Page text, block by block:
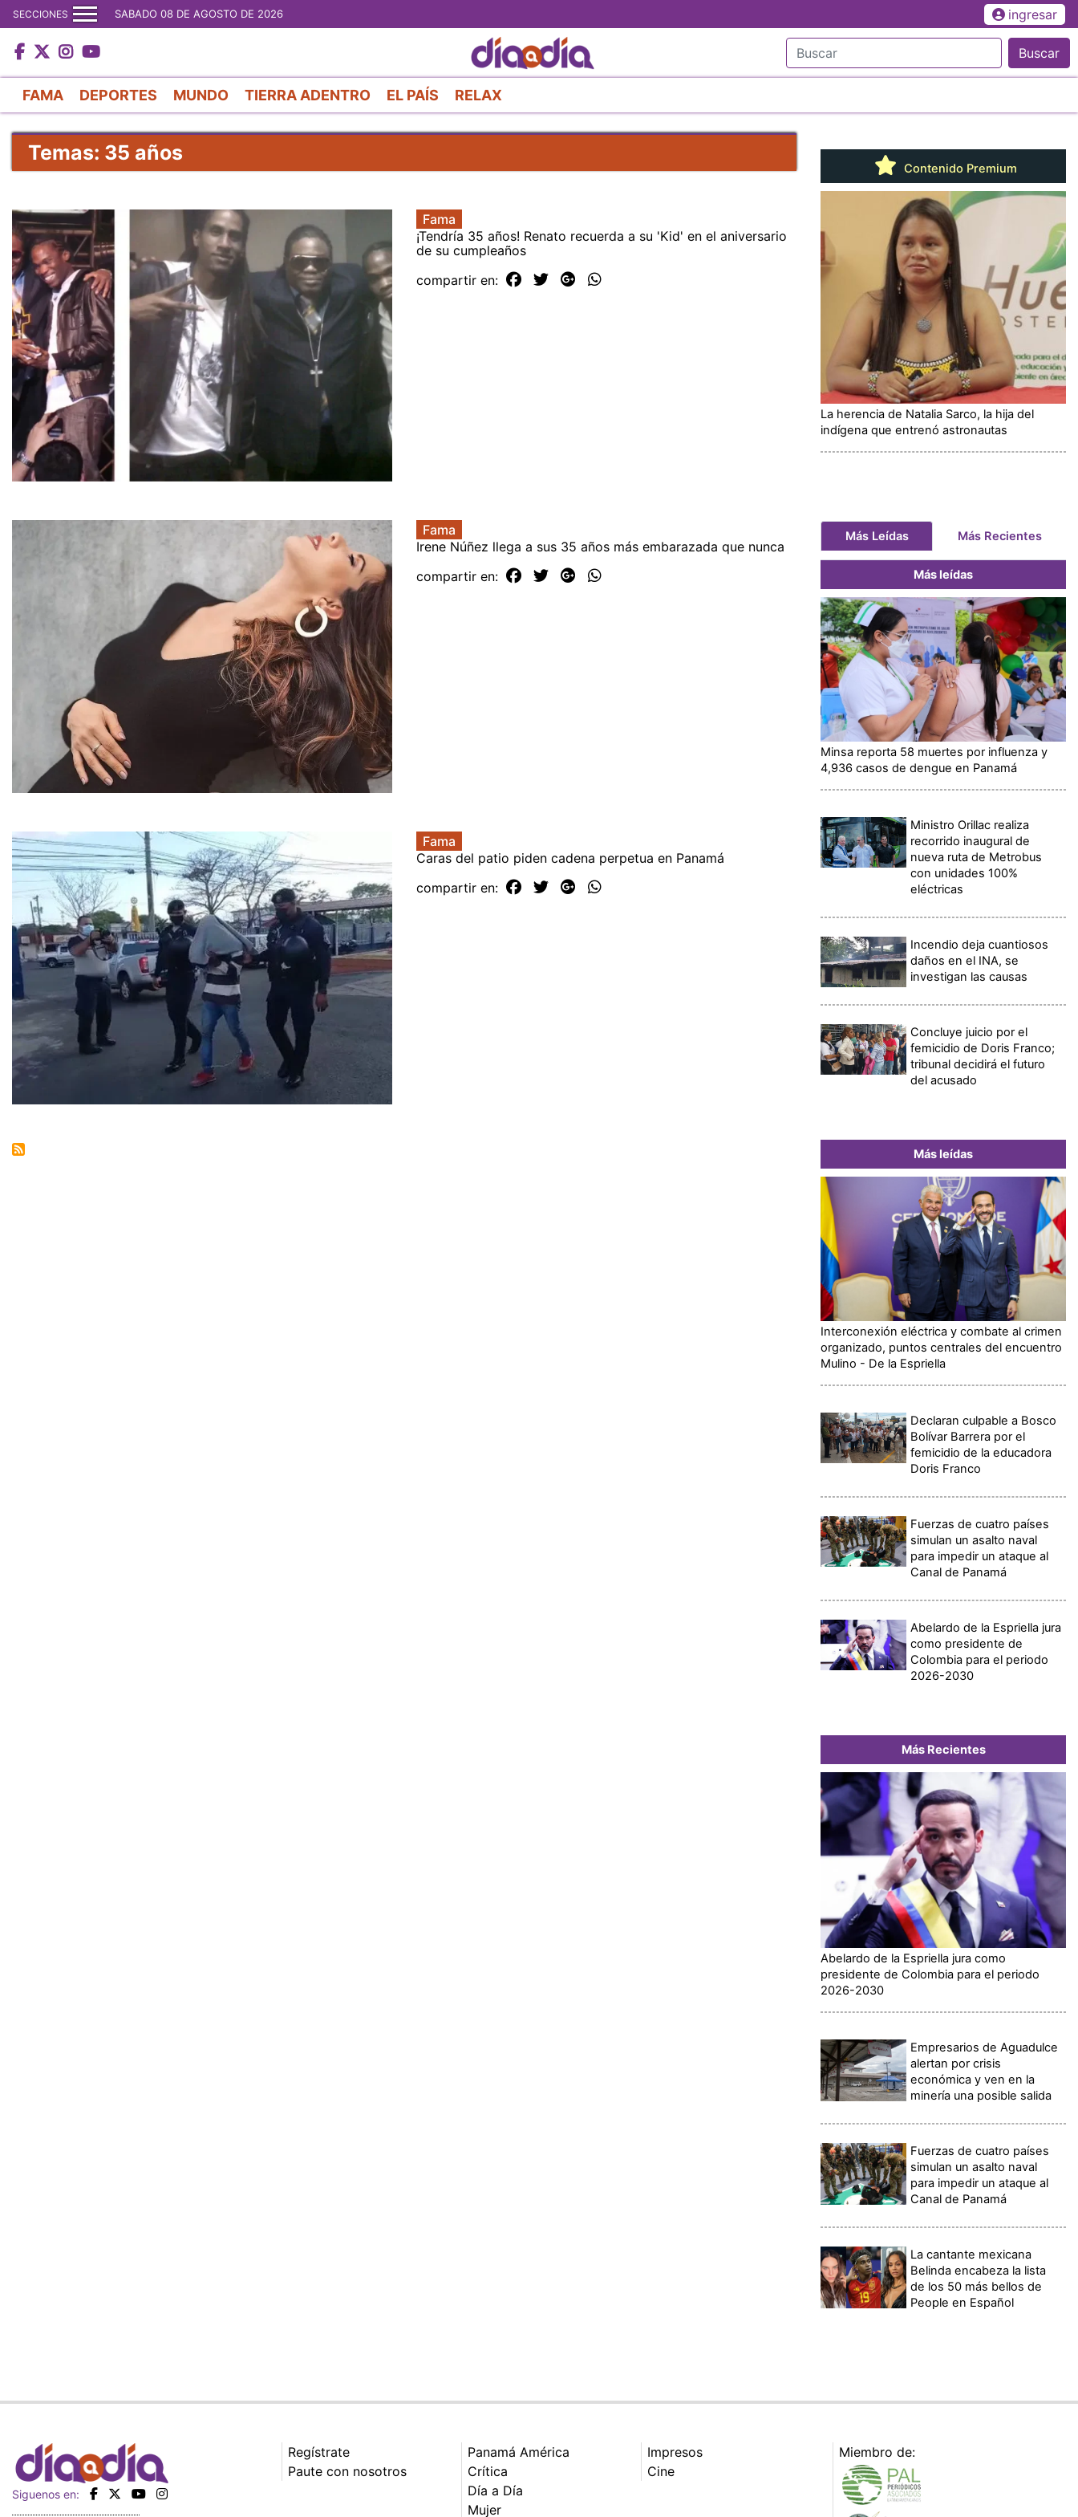
al
contenido
principal
SECCIONES SABADO 08 DE AGOSTO DE 2026 ingresar
Buscar
FAMA DEPORTES MUNDO TIERRA ADENTRO EL PAÍS RELAX
Temas: 35 años
Fama
¡Tendría 35 años! Renato recuerda a su 'Kid' en el aniversario
de su cumpleaños
compartir en:
Fama
Irene Núñez llega a sus 35 años más embarazada que nunca
compartir en:
Fama
Caras del patio piden cadena perpetua en Panamá
compartir en:
Contenido Premium
La herencia de Natalia Sarco, la hija del
indígena que entrenó astronautas
Más Leídas Más Recientes
Más leídas
Minsa reporta 58 muertes por influenza y
4,936 casos de dengue en Panamá
Ministro Orillac realiza
recorrido inaugural de
nueva ruta de Metrobus
con unidades 100%
eléctricas
Incendio deja cuantiosos
daños en el INA, se
investigan las causas
Concluye juicio por el
femicidio de Doris Franco;
tribunal decidirá el futuro
del acusado
Más leídas
Interconexión eléctrica y combate al crimen
organizado, puntos centrales del encuentro
Mulino - De la Espriella
Declaran culpable a Bosco
Bolívar Barrera por el
femicidio de la educadora
Doris Franco
Fuerzas de cuatro países
simulan un asalto naval
para impedir un ataque al
Canal de Panamá
Abelardo de la Espriella jura
como presidente de
Colombia para el periodo
2026-2030
Más Recientes
Abelardo de la Espriella jura como
presidente de Colombia para el periodo
2026-2030
Empresarios de Aguadulce
alertan por crisis
económica y ven en la
minería una posible salida
Fuerzas de cuatro países
simulan un asalto naval
para impedir un ataque al
Canal de Panamá
La cantante mexicana
Belinda encabeza la lista
de los 50 más bellos de
People en Español
Siguenos en:
Regístrate
Paute con nosotros
Panamá América
Crítica
Día a Día
Mujer
Impresos
Cine
Miembro de: